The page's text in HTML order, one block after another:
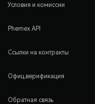
Условия и комиссии
Phemex API
Ссылки на контракты
Офиц.верификация
Обратная связь